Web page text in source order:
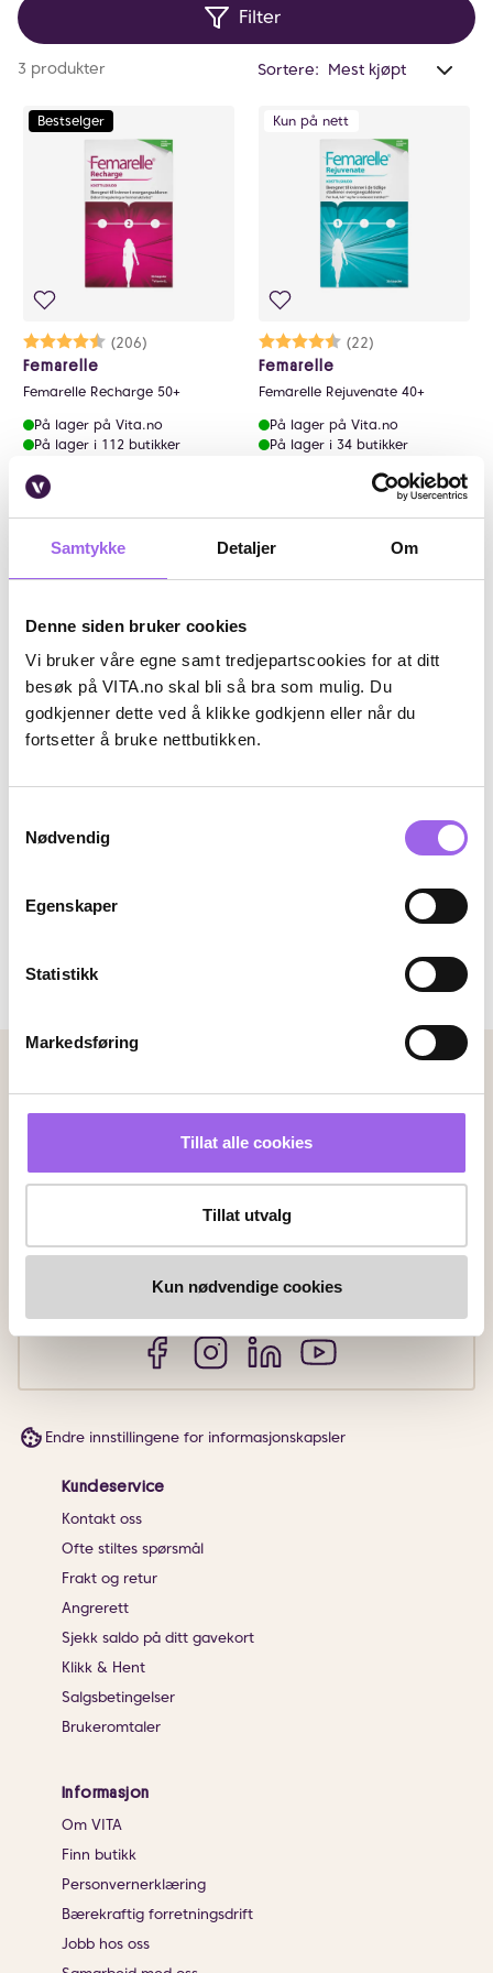
Samtykke Detaljer Om
Denne siden bruker cookies
Vi bruker våre egne samt tredjepartscookies for at ditt
besøk på VITA.no skal bli så bra som mulig. Du
godkjenner dette ved å klikke godkjenn eller når du
fortsetter å bruke nettbutikken.
Nødvendig
Egenskaper
Statistikk
Markedsføring
Tillat alle cookies
Tillat utvalg
Kun nødvendige cookies
opplagt og uthvilt. Femarelle Rejuvenate er tilpasset
kvinner i 40-årene, Recharge er for deg som er 50+
og Unstoppable er tilpasset kvinner over 60.
Filter
3 produkter Sortere:
Bestselger
Karakter:
(206)
4.6 av 5 mulige
Femarelle
Femarelle Recharge 50+
På lager på Vita.no
På lager i 112 butikker
379,-
Kjøp
Kun på nett
Karakter:
(22)
4.3 av 5 mulige
Femarelle
Femarelle Rejuvenate 40+
På lager på Vita.no
På lager i 34 butikker
379 NOK
Kjøp
Femarelle Unstoppable 60+
På lager i 94 butikker
FakturaVippsKortbetaling
Følg oss
Endre innstillingene for informasjonskapsler
Kundeservice
Kontakt oss
Ofte stiltes spørsmål
Frakt og retur
Angrerett
Sjekk saldo på ditt gavekort
Klikk & Hent
Salgsbetingelser
Brukeromtaler
Informasjon
Om VITA
Finn butikk
Personvernerklæring
Bærekraftig forretningsdrift
Jobb hos oss